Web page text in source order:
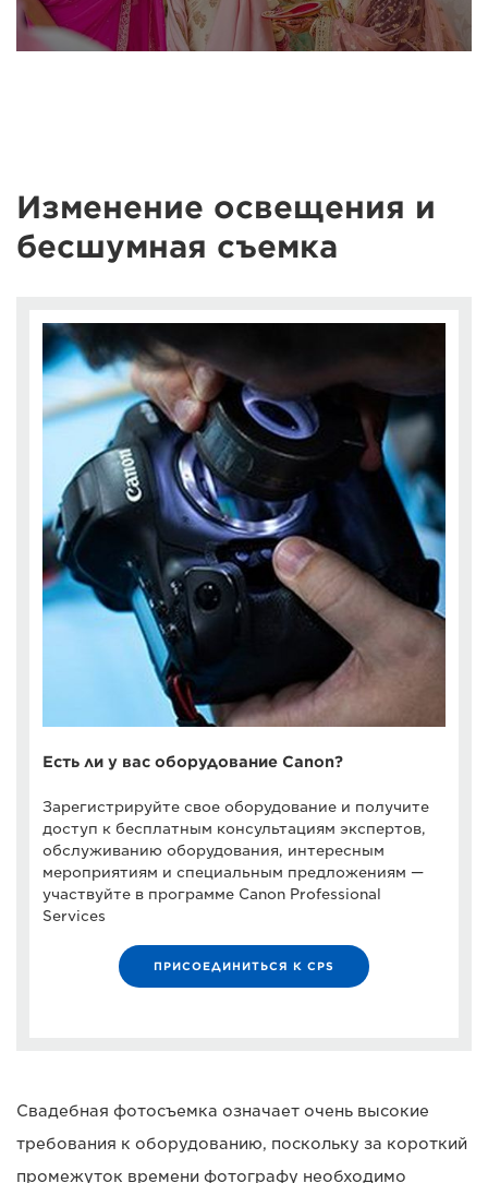
Изменение освещения и
бесшумная съемка
Есть ли у вас оборудование Canon?
Зарегистрируйте свое оборудование и получите
доступ к бесплатным консультациям экспертов,
обслуживанию оборудования, интересным
мероприятиям и специальным предложениям —
участвуйте в программе Canon Professional
Services
ПРИСОЕДИНИТЬСЯ К CPS
Свадебная фотосъемка означает очень высокие
требования к оборудованию, поскольку за короткий
промежуток времени фотографу необходимо